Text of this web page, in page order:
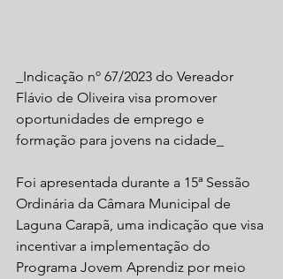
_Indicação nº 67/2023 do Vereador
Flávio de Oliveira visa promover
oportunidades de emprego e
formação para jovens na cidade_
Foi apresentada durante a 15ª Sessão
Ordinária da Câmara Municipal de
Laguna Carapã, uma indicação que visa
incentivar a implementação do
Programa Jovem Aprendiz por meio